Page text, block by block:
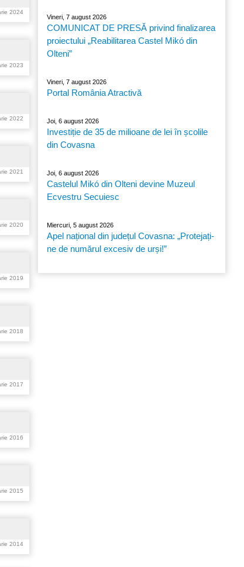
2024
2023
2022
2021
2020
2019
2018
2017
2016
2015
2014
Vineri, 7 august 2026
COMUNICAT DE PRESĂ privind finalizarea
proiectului „Reabilitarea Castel Mikó din
Olteni”
Vineri, 7 august 2026
Portal România Atractivă
Joi, 6 august 2026
Investiție de 35 de milioane de lei în școlile
din Covasna
Joi, 6 august 2026
Castelul Mikó din Olteni devine Muzeul
Ecvestru Secuiesc
Miercuri, 5 august 2026
Apel național din județul Covasna: „Protejați-
ne de numărul excesiv de urși!”